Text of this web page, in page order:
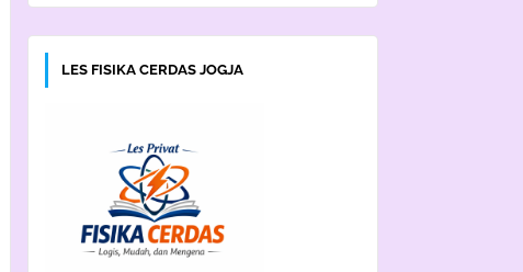
LES FISIKA CERDAS JOGJA